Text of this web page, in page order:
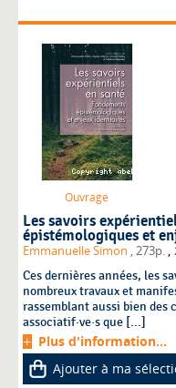
Ouvrage
Les savoirs
épistémologiques et
Emmanuelle Simon , 273p. ,
Ces dernières années, les
nombreux travaux et
rassemblant aussi bien des
associatif·ve·s que [...]
Plus d'information...
Ajouter à ma